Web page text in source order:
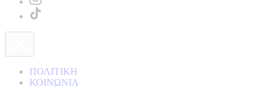
ΠΟΛΙΤΙΚΗ
ΚΟΙΝΩΝΙΑ